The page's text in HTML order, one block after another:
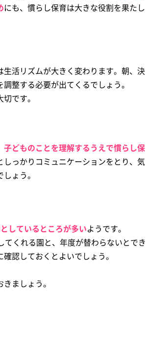
にも、慣らし保育は大きな役割を果たし
活リズムが大きく変わります。朝、決
整する必要が出てくるでしょう。
です。
子どものことを理解するうえで慣らし保
っかりコミュニケーションをとり、気
ょう。
しているところが多いようです。
くれる園と、年度が替わらないとでき
認しておくとよいでしょう。
ましょう。